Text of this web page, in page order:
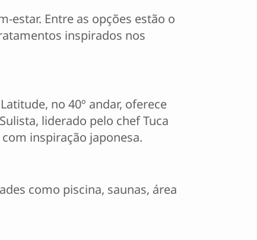
estar. Entre as opções estão o
inspirados nos
no 40º andar, oferece
liderado pelo chef Tuca
inspiração japonesa.
como piscina, saunas, área